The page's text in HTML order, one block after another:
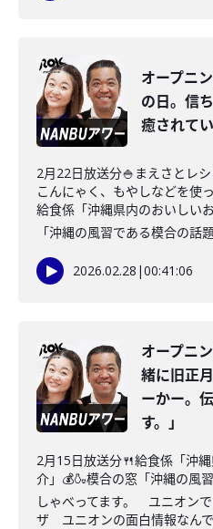
オープニ
の日。信
癒されてい
2月22日放送分🍚まえさとレ
こんにゃく、もやしなどを使
給食係「沖縄県内のおいしい
「沖縄の風習である模合の
2026.02.28 |00:41:06
オープニ
緒に旧正
ーかー。
す。」
2月15日放送分🍴給食係「沖
介」💰🍶模合の窓「沖縄の風
しゃべってます。 ユニオン
ザ ユニオンの面白情報なん